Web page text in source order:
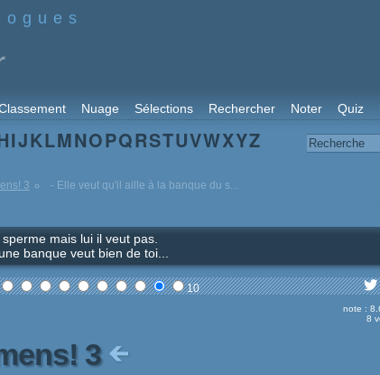
Nuage Sélections Rechercher Noter Quiz
IJKLMNOPQRSTUVWXYZ
3 - Elle veut qu'il aille à la banque du s...
mais lui il veut pas.
banque veut bien de toi...
10
note :
8
3